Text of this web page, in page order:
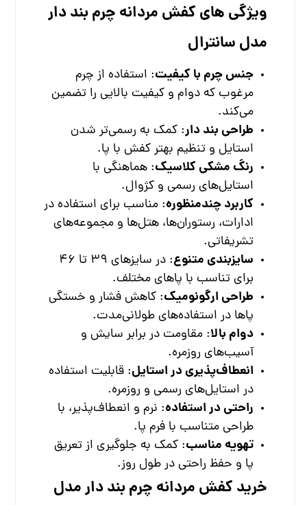
ویژگی های کفش مردانه چرم بند دار
مدل سانترال
جنس چرم با کیفیت: استفاده از چرم
مرغوب که دوام و کیفیت بالایی را تضمین
می‌کند.
طراحی بند دار: کمک به رسمی‌تر شدن
استایل و تنظیم بهتر کفش با پا.
رنگ مشکی کلاسیک: هماهنگی با
استایل‌های رسمی و کژوال.
کاربرد چندمنظوره: مناسب برای استفاده در
ادارات، رستوران‌ها، هتل‌ها و مجموعه‌های
تشریفاتی.
سایزبندی متنوع
: در سایزهای ۳۹ تا ۴۶
برای تناسب با پاهای مختلف.
طراحی ارگونومیک: کاهش فشار و خستگی
پاها در استفاده‌های طولانی‌مدت.
دوام بالا: مقاومت در برابر سایش و
آسیب‌های روزمره.
انعطاف‌پذیری در استایل: قابلیت استفاده
در استایل‌های رسمی و روزمره.
راحتی در استفاده: نرم و انعطاف‌پذیر، با
طراحی متناسب با فرم پا.
تهویه مناسب: کمک به جلوگیری از تعریق
پا و حفظ راحتی در طول روز.
خرید کفش مردانه چرم بند دار مدل